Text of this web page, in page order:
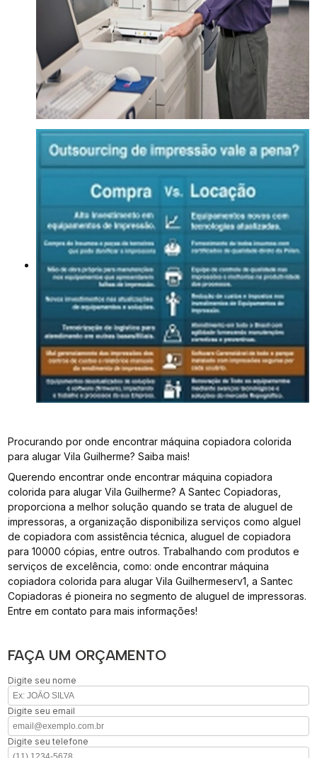
Procurando por onde encontrar máquina copiadora colorida
para alugar Vila Guilherme? Saiba mais!
Querendo encontrar onde encontrar máquina copiadora
colorida para alugar Vila Guilherme? A Santec Copiadoras,
proporciona a melhor solução quando se trata de aluguel de
impressoras, a organização disponibiliza serviços como alguel
de copiadora com assistência técnica, aluguel de copiadora
para 10000 cópias, entre outros. Trabalhando com produtos e
serviços de excelência, como: onde encontrar máquina
copiadora colorida para alugar Vila Guilhermeserv1, a Santec
Copiadoras é pioneira no segmento de aluguel de impressoras.
Entre em contato para mais informações!
FAÇA UM ORÇAMENTO
Digite seu nome
Digite seu email
Digite seu telefone